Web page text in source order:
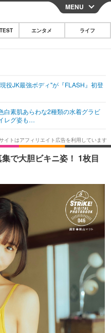
CLOSE
その他
映画・ドラマ
韓国・芸能
スポーツ
グルメ
ショッピング
MENU
エンタメ ライフ
役JK最強ボディ"が『FLASH』初登
白素肌あらわな2種類の水着グラビ
レグ姿も…
で大胆ビキニ姿！ 1枚目